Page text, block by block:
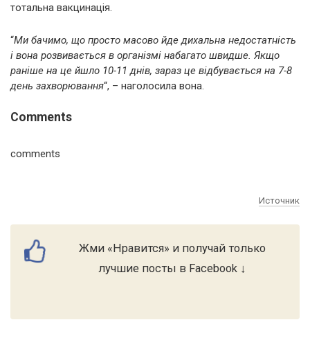
тотальна вакцинація.
“Ми бачимо, що просто масово йде дихальна недостатність
і вона розвивається в організмі набагато швидше. Якщо
раніше на це йшло 10-11 днів, зараз це відбувається на 7-8
день захворювання“, – наголосила вона.
Comments
comments
Источник
Жми «Нравится» и получай только
лучшие посты в Facebook ↓